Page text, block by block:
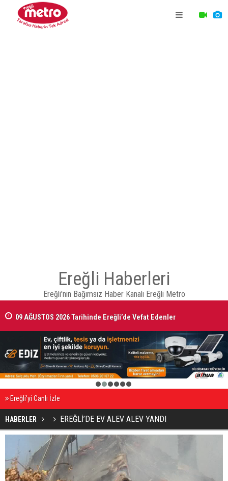
Ereğli Haberleri
Ereğli'nin Bağımsız Haber Kanalı Ereğli Metro
09 AĞUSTOS 2026 Tarihinde Ereğli’de Vefat Edenler
2 3 4 5 6
Ereğli’yi Canlı İzle
HABERLER EREĞLİ’DE EV ALEV ALEV YANDI